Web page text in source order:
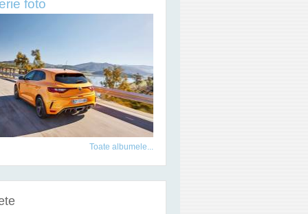
ÎN ROMÂNIA
foto
Toate albumele...